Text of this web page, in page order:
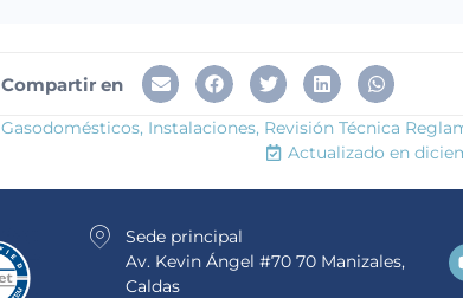
Compartir en
Gasodomésticos, Instalaciones, Revisión Técnica
Actualizado en
Sede principal
Av. Kevin Ángel #70 70 Manizales,
Caldas